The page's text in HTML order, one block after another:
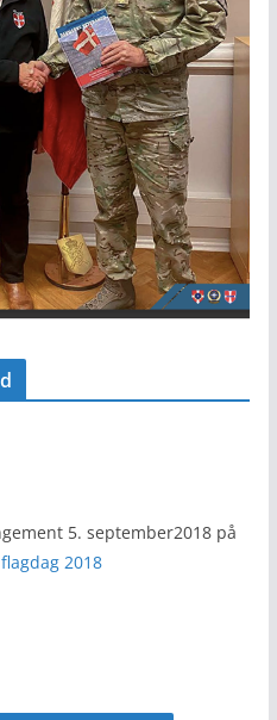
5. september2018 på
flagdag 2018